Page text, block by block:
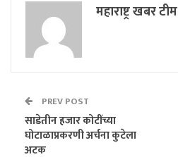
महाराष्ट्र खबर टीम
PREV POST
साडेतीन हजार कोटींच्या
घोटाळाप्रकरणी अर्चना कुटेला
अटक